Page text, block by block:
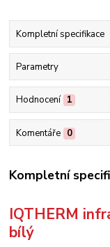
Kompletní specifikace
Parametry
Hodnocení 1
Komentáře 0
Kompletní
IQTHERM
bílý